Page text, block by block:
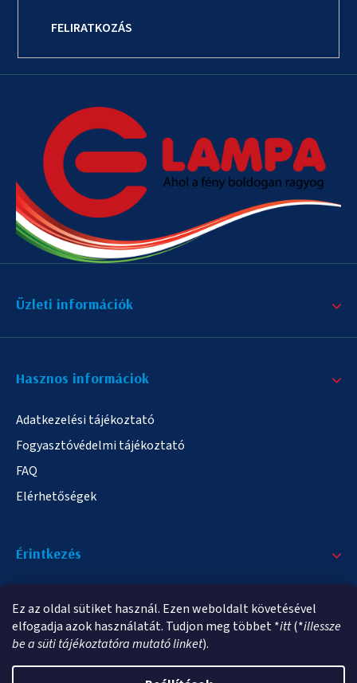
Ez az oldal sütiket használ. Ezen weboldalt követésével
elfogadja azok használatát. Tudjon meg többet *itt(*illessze
be a süti tájékoztatóra mutató linket).
FELIRATKOZÁS
Üzleti információk
Hasznos informáciok
Adatkezelési tájékoztató
Fogyasztóvédelmi tájékoztató
FAQ
Elérhetőségek
Érintkezés
info@elampa.hu